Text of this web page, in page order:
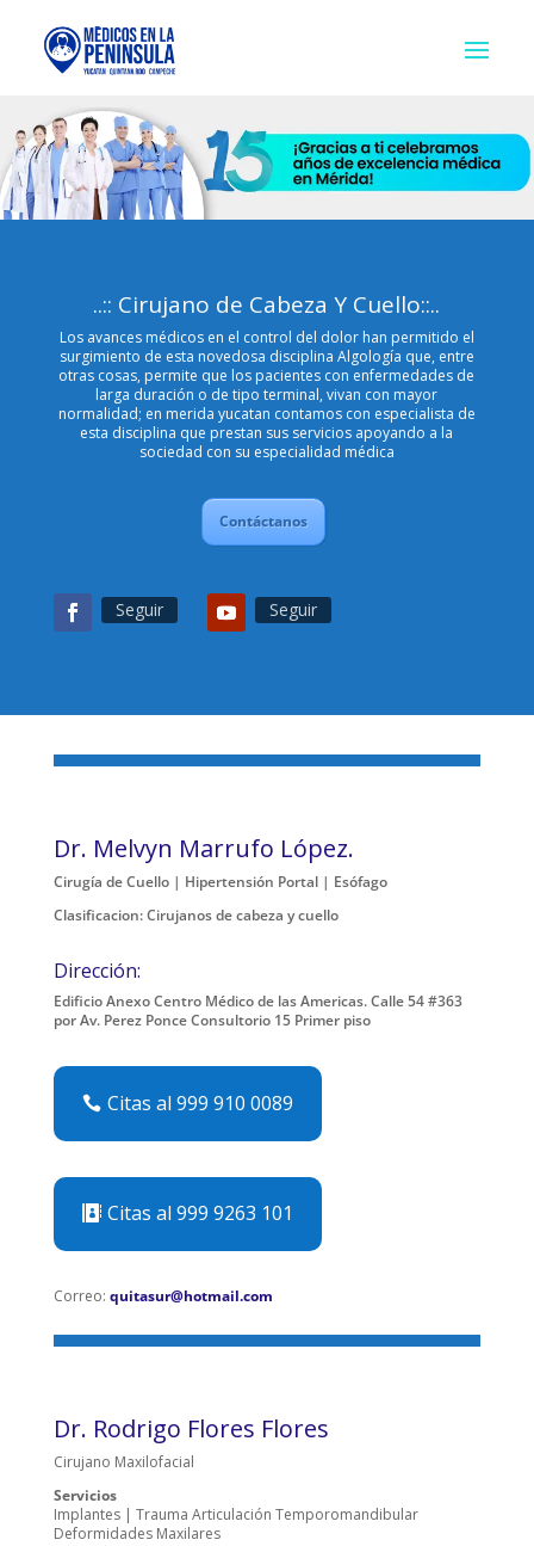
..:: Cirujano de Cabeza Y Cuello::..
Los avances médicos en el control del dolor han permitido el
surgimiento de esta novedosa disciplina Algología que, entre
otras cosas, permite que los pacientes con enfermedades de
larga duración o de tipo terminal, vivan con mayor
normalidad; en merida yucatan contamos con especialista de
esta disciplina que prestan sus servicios apoyando a la
sociedad con su especialidad médica
Contáctanos
Seguir Seguir
Dr. Melvyn Marrufo López.
Cirugía de Cuello | Hipertensión Portal | Esófago
Clasificacion: Cirujanos de cabeza y cuello
Dirección:
Edificio Anexo Centro Médico de las Americas. Calle 54 #363
por Av. Perez Ponce Consultorio 15 Primer piso
Citas al 999 910 0089
Citas al 999 9263 101
Correo: quitasur@hotmail.com
Dr. Rodrigo Flores Flores
Cirujano Maxilofacial
Servicios
Implantes | Trauma Articulación Temporomandibular
Deformidades Maxilares